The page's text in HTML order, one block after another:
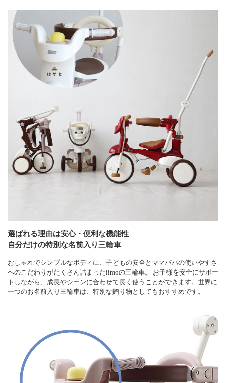
選ばれる理由は安心・便利な機能性
自分だけの特別な名前入り三輪車
おしゃれでシンプルなボディに、子どもの安全とママパパの使いやすさ
へのこだわりがたくさん詰まったiimoの三輪車。 お子様を安全にサポー
トしながら、成長やシーンに合わせて長く使うことができます。世界に
一つのお名前入り三輪車は、特別な贈り物としてもおすすめです。